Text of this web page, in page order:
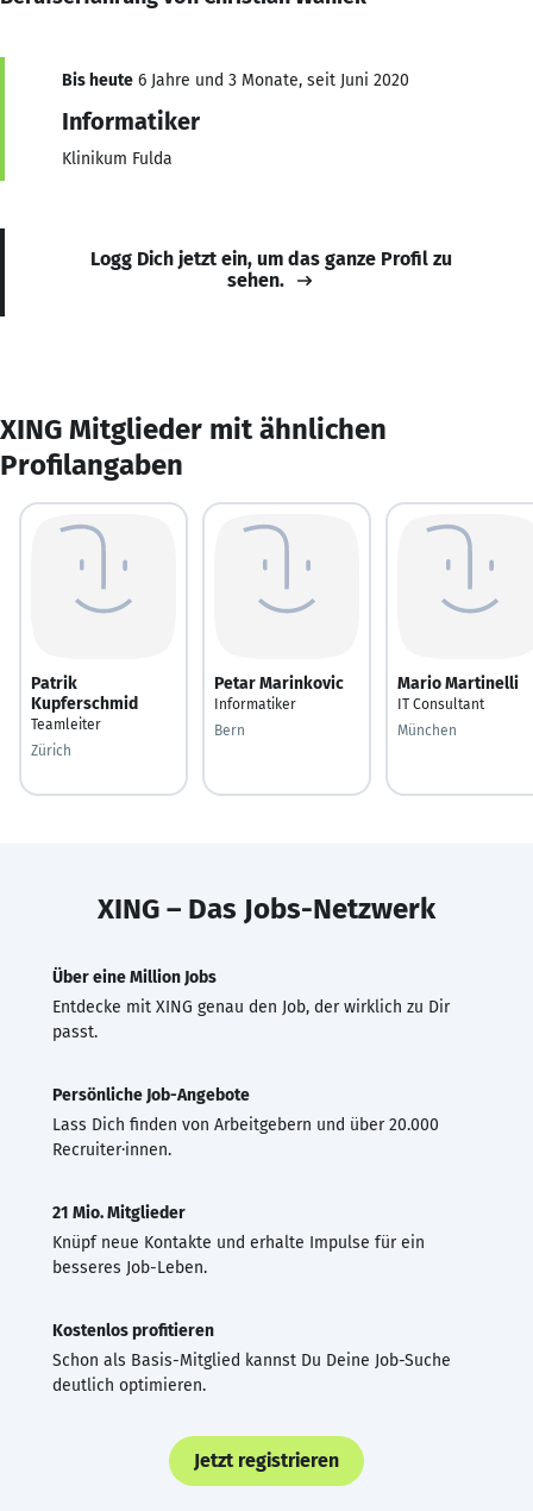
Bis heute 6 Jahre und 3 Monate, seit Juni 2020
Informatiker
Klinikum Fulda
Logg Dich jetzt ein, um das ganze Profil zu
sehen.
XING Mitglieder mit ähnlichen
Profilangaben
Patrik
Kupferschmid
Teamleiter
Zürich
Petar Marinkovic
Informatiker
Bern
Mario Martinelli
IT Consultant
München
XING – Das Jobs-Netzwerk
Über eine Million Jobs
Entdecke mit XING genau den Job, der wirklich zu Dir
passt.
Persönliche Job-Angebote
Lass Dich finden von Arbeitgebern und über 20.000
Recruiter·innen.
21 Mio. Mitglieder
Knüpf neue Kontakte und erhalte Impulse für ein
besseres Job-Leben.
Kostenlos profitieren
Schon als Basis-Mitglied kannst Du Deine Job-Suche
deutlich optimieren.
Jetzt registrieren